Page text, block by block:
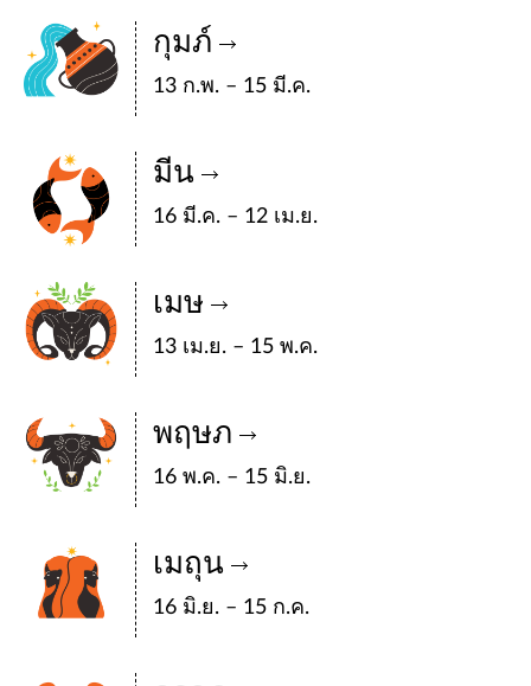
กุมภ์
13 ก.พ. – 15 มี.ค.
มีน
16 มี.ค. – 12 เม.ย.
เมษ
13 เม.ย. – 15 พ.ค.
พฤษภ
16 พ.ค. – 15 มิ.ย.
เมถุน
16 มิ.ย. – 15 ก.ค.